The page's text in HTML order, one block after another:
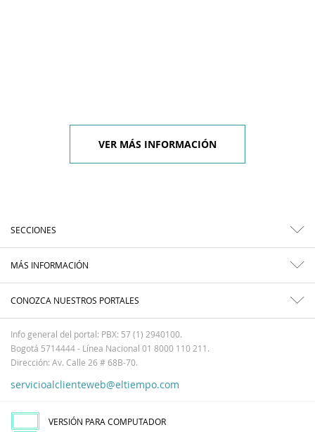
VER MÁS INFORMACIÓN
SECCIONES
MÁS INFORMACIÓN
CONOZCA NUESTROS PORTALES
Info general del portal: PBX: 57 (1) 2940100.
Bogotá 5714444 - Línea Nacional 01 8000 110 211.
Dirección: Av. Calle 26 # 68B-70.
servicioalclienteweb@eltiempo.com
VERSIÓN PARA COMPUTADOR